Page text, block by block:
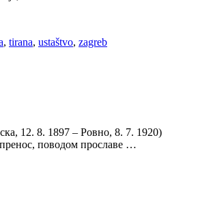
, tirana, ustaštvo, zagreb
12. 8. 1897 – Ровно, 8. 7. 1920)
пренос, поводом прославе …